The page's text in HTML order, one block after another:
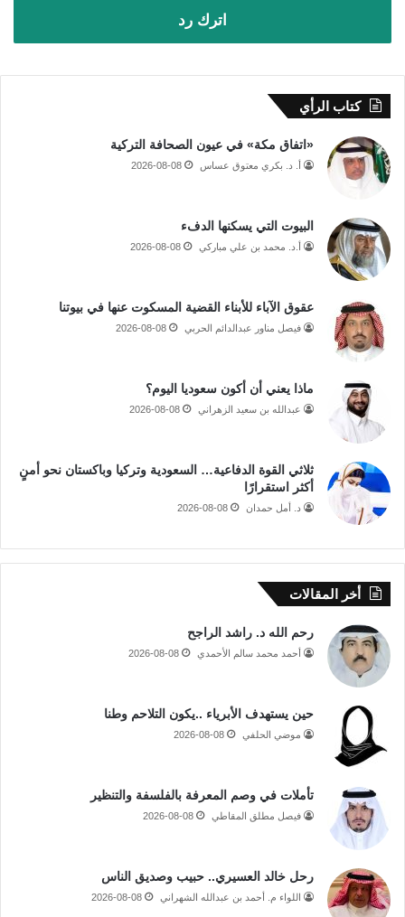
اترك رد
كتاب الرأي
«اتفاق مكة» في عيون الصحافة التركية
أ. د. بكري معتوق عساس 2026-08-08
البيوت التي يسكنها الدفء
أ.د. محمد بن علي مباركي 2026-08-08
عقوق الآباء للأبناء القضية المسكوت عنها في بيوتنا
فيصل مناور عبدالدائم الحربي 2026-08-08
ماذا يعني أن أكون سعوديا اليوم؟
عبدالله بن سعيد الزهراني 2026-08-08
ثلاثي القوة الدفاعية… السعودية وتركيا وباكستان نحو أمنٍ
أكثر استقرارًا
د. أمل حمدان 2026-08-08
أخر المقالات
رحم الله د. راشد الراجح
أحمد محمد سالم الأحمدي 2026-08-08
حين يستهدف الأبرياء ..يكون التلاحم وطنا
موضي الحلفي 2026-08-08
تأملات في وصم المعرفة بالفلسفة والتنظير
فيصل مطلق المقاطي 2026-08-08
رحل خالد العسيري.. حبيب وصديق الناس
اللواء م. أحمد بن عبدالله الشهراني 2026-08-08